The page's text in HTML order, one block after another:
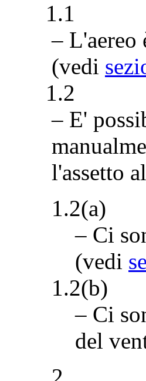
1.1
– L'aereo
(vedi
1.2
– E'
l'assetto
1.2(a)
– Ci
(vedi
1.2(b)
– Ci
del